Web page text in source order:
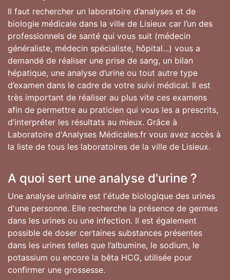
Il faut rechercher un laboratoire d’analyses et de
biologie médicale dans la ville de Lisieux car l’un des
professionnels de santé qui vous suit (médecin
généraliste, médecin spécialiste, hôpital...) vous a
demandé de réaliser une prise de sang, un bilan
hépatique, une analyse d’urine ou tout autre type
d’examen dans le cadre de votre suivi médical. Il est
très important de réaliser au plus vite ces examens
afin de permettre au praticien qui vous les a prescrits,
d’interpréter les résultats au mieux. Grâce à
Laboratoire d'Analyses Médicales.fr vous avez accès à
la liste de tous les laboratoires de la ville de Lisieux.
A quoi sert une analyse d'urine ?
Une analyse urinaire est l'étude biologique des urines
d'une personne. Elle recherche la présence de germes
dans les urines ou une infection. Il est également
possible de doser certaines substances présentes
dans les urines telles que l’albumine, le sodium, le
potassium ou encore la bêta HCG, utilisée pour
confirmer une grossesse.